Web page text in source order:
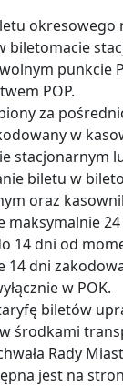
okresowego
biletomacie
punkcie
POP.
za
w
stacjonarnym
biletu w
oraz
maksymalnie
14 dni od
14 dni
w POK.
biletów
środkami
Rady
jest na